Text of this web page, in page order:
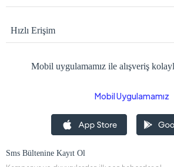
Hızlı Erişim
Mobil uygulamamız ile alışveriş
Mobil Uygulamamız
Sms Bültenine Kayıt Ol